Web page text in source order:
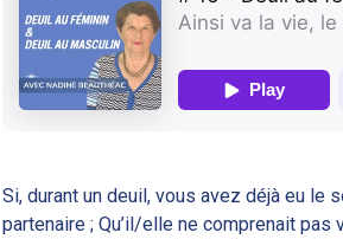
Si, durant un deuil, vous avez déjà eu le
partenaire ; Qu’il/elle ne comprenait